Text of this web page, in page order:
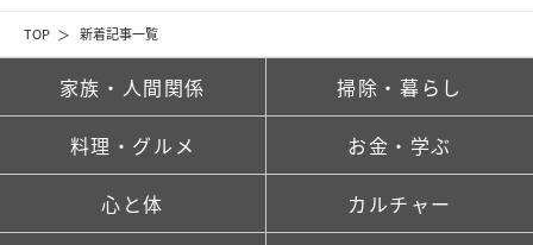
TOP 新着記事一覧
家族・人間関係 掃除・暮らし
料理・グルメ お金・学ぶ
心と体 カルチャー